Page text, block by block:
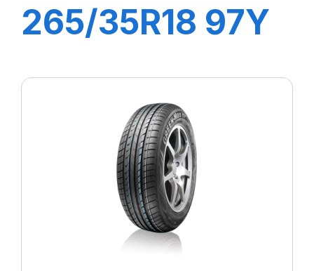
265/35R18 97Y
MASTER